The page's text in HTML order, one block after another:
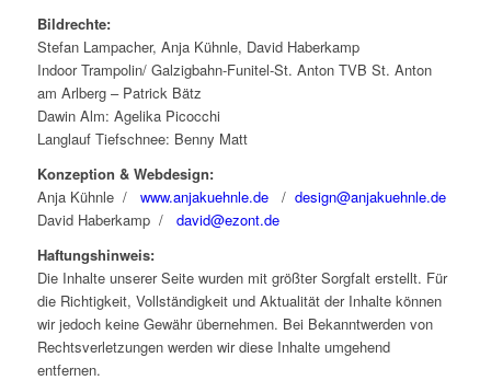
Bildrechte:
Stefan Lampacher, Anja Kühnle, David Haberkamp
Indoor Trampolin/ Galzigbahn-Funitel-St. Anton TVB St. Anton
am Arlberg – Patrick Bätz
Dawin Alm: Agelika Picocchi
Langlauf Tiefschnee: Benny Matt
Konzeption & Webdesign:
Anja Kühnle / www.anjakuehnle.de / design@anjakuehnle.de
David Haberkamp / david@ezont.de
Haftungshinweis:
Die Inhalte unserer Seite wurden mit größter Sorgfalt erstellt. Für
die Richtigkeit, Vollständigkeit und Aktualität der Inhalte können
wir jedoch keine Gewähr übernehmen. Bei Bekanntwerden von
Rechtsverletzungen werden wir diese Inhalte umgehend
entfernen.